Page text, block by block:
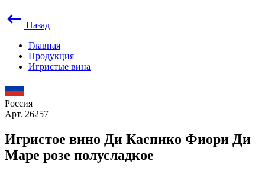
Назад
Главная
Продукция
Игристые вина
Россия
Арт. 26257
Игристое вино Ди Каспико Фиори Ди
Маре розе полусладкое